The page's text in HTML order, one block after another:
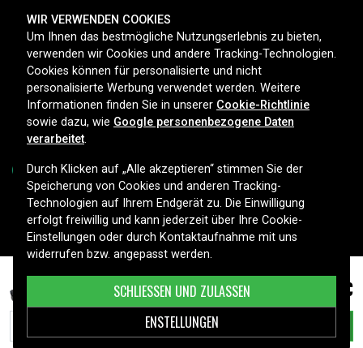
HP Pavilion DV7-4362sf, 10.8V, 6600 mAh 79,99 €
IN DEN WARENKORB LEGEN
ZAHLUNGSMETHODEN
LIEFEROPTIONEN
Copyright © 2026, Spares Nordic AB
WIR VERWENDEN COOKIES
Um Ihnen das bestmögliche Nutzungserlebnis zu bieten,
verwenden wir Cookies und andere Tracking-Technologien.
Cookies können für personalisierte und nicht
personalisierte Werbung verwendet werden. Weitere
Informationen finden Sie in unserer Cookie-Richtlinie
sowie dazu, wie Google personenbezogene Daten
verarbeitet.
Durch Klicken auf „Alle akzeptieren“ stimmen Sie der
Speicherung von Cookies und anderen Tracking-
Technologien auf Ihrem Endgerät zu. Die Einwilligung
erfolgt freiwillig und kann jederzeit über Ihre Cookie-
Einstellungen oder durch Kontaktaufnahme mit uns
widerrufen bzw. angepasst werden.
ENSTELLUNGEN
SCHLIESSEN UND ZULASSEN